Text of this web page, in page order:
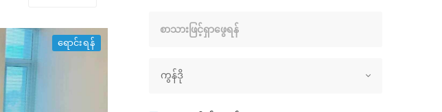
ရောင်းရန်
စာသားဖြင့်ရှာဖွေရန်
အိမ်အမျိုးအစား
ကွန်ဒို